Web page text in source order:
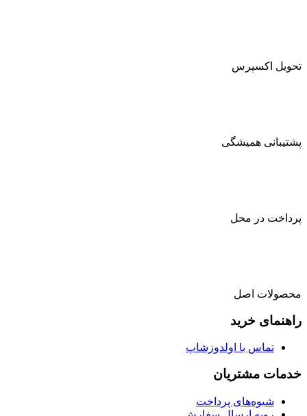
تحویل اکسپرس
پشتیبانی همیشگی
پرداخت در محل
محصولات اصل
راهنمای خرید
تماس با اولدوزشاپ
خدمات مشتریان
شیوه‌های پرداخت